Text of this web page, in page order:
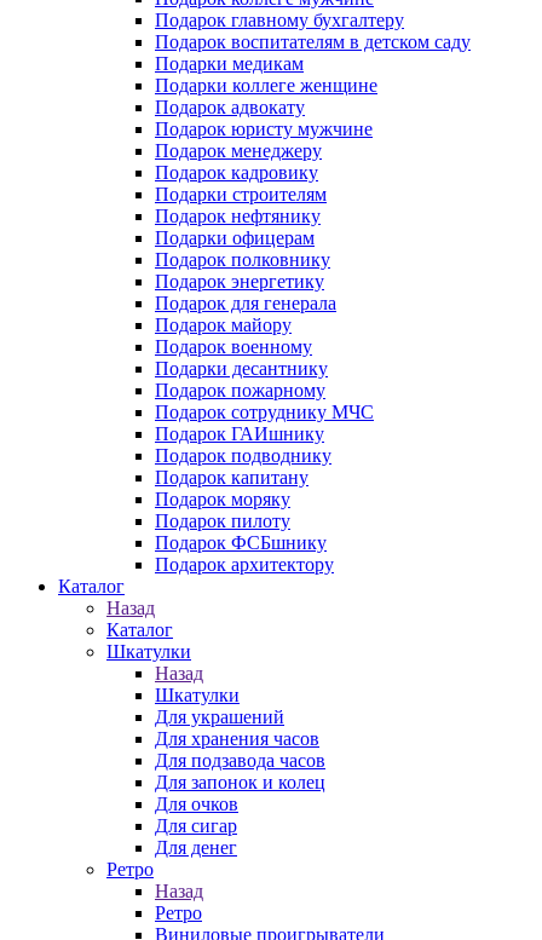
Подарок главному бухгалтеру
Подарок воспитателям в детском саду
Подарки медикам
Подарки коллеге женщине
Подарок адвокату
Подарок юристу мужчине
Подарок менеджеру
Подарок кадровику
Подарки строителям
Подарок нефтянику
Подарки офицерам
Подарок полковнику
Подарок энергетику
Подарок для генерала
Подарок майору
Подарок военному
Подарки десантнику
Подарок пожарному
Подарок сотруднику МЧС
Подарок ГАИшнику
Подарок подводнику
Подарок капитану
Подарок моряку
Подарок пилоту
Подарок ФСБшнику
Подарок архитектору
Каталог
Назад
Каталог
Шкатулки
Назад
Шкатулки
Для украшений
Для хранения часов
Для подзавода часов
Для запонок и колец
Для очков
Для сигар
Для денег
Ретро
Назад
Ретро
Виниловые проигрыватели